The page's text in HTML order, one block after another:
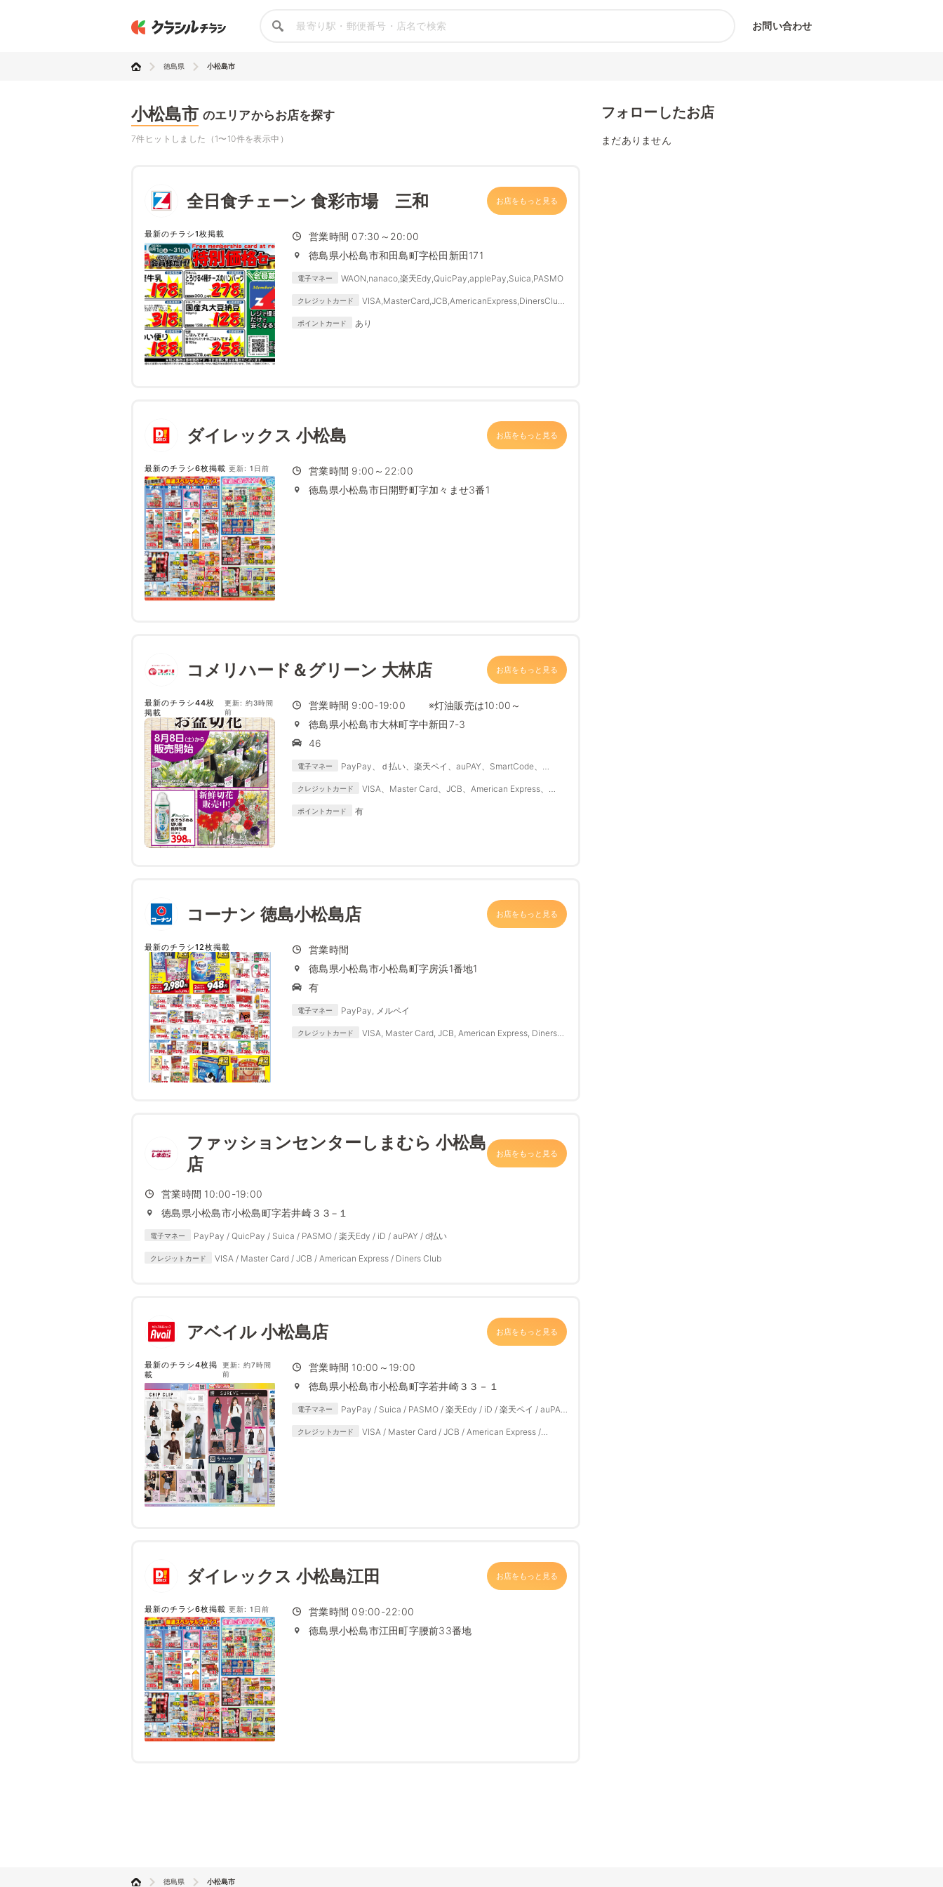
お問い合わせ
徳島県 小松島市
小松島市 のエリアからお店を探す
7件ヒットしました（1〜10件を表示中）
全日食チェーン 食彩市場 三和 お店をもっと見る
最新のチラシ1枚掲載
営業時間 07:30～20:00
徳島県小松島市和田島町字松田新田171
電子マネー WAON,nanaco,楽天Edy,QuicPay,applePay,Suica,PASMO
クレジットカード
VISA,MasterCard,JCB,AmericanExpress,DinersClub,
ポイントカード あり
ダイレックス 小松島 お店をもっと見る
最新のチラシ6枚掲載 更新: 1日前
営業時間 9:00～22:00
徳島県小松島市日開野町字加々ませ3番1
コメリハード＆グリーン 大林店 お店をもっと見る
最新のチラシ44枚
掲載
更新: 約3時間
前
営業時間 9:00-19:00 ※灯油販売は10:00～
徳島県小松島市大林町字中新田7-3
46
電子マネー
PayPay、ｄ払い、楽天ペイ、auPAY、SmartCode、
クレジットカード
VISA、Master Card、JCB、American Express、
ポイントカード 有
コーナン 徳島小松島店 お店をもっと見る
最新のチラシ12枚掲載
営業時間
徳島県小松島市小松島町字房浜1番地1
有
電子マネー PayPay, メルペイ
クレジットカード
VISA, Master Card, JCB, American Express, Diners
ファッションセンターしまむら 小松島
店
お店をもっと見る
営業時間 10:00-19:00
徳島県小松島市小松島町字若井崎３３−１
電子マネー PayPay / QuicPay / Suica / PASMO / 楽天Edy / iD / auPAY / d払い
クレジットカード VISA / Master Card / JCB / American Express / Diners Club
アベイル 小松島店 お店をもっと見る
最新のチラシ4枚掲
載
更新: 約7時間
前
営業時間 10:00～19:00
徳島県小松島市小松島町字若井崎３３－１
電子マネー
PayPay / Suica / PASMO / 楽天Edy / iD / 楽天ペイ / auPAY
クレジットカード
VISA / Master Card / JCB / American Express /
ダイレックス 小松島江田 お店をもっと見る
最新のチラシ6枚掲載 更新: 1日前
営業時間 09:00-22:00
徳島県小松島市江田町字腰前33番地
フォローしたお店
まだありません
徳島県 小松島市